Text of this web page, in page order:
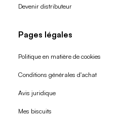
Devenir distributeur
Pages légales
Politique en matière de cookies
Conditions générales d'achat
Avis juridique
Mes biscuits
Politique de remboursement